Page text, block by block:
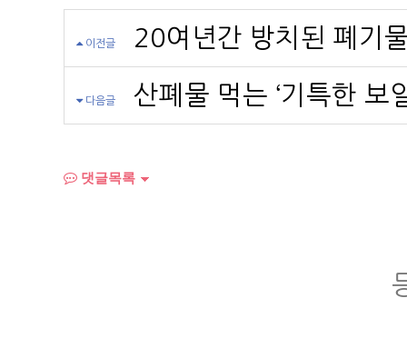
이전글 20여년간 방치된 폐기
다음글 산폐물 먹는 ‘기특한 보
댓글목록